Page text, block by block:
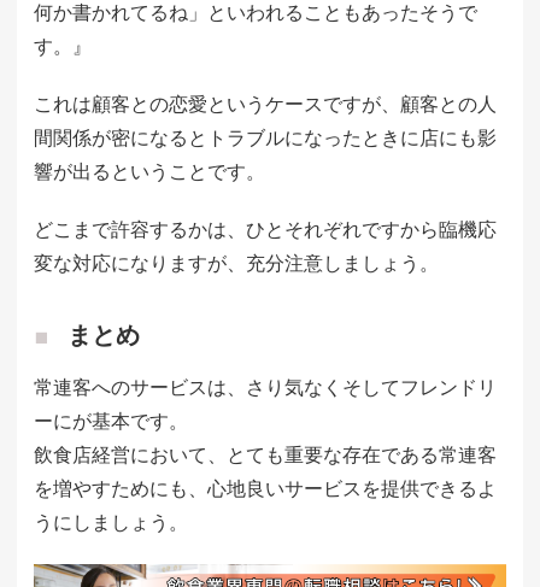
何か書かれてるね」といわれることもあったそうで
す。』
これは顧客との恋愛というケースですが、顧客との人
間関係が密になるとトラブルになったときに店にも影
響が出るということです。
どこまで許容するかは、ひとそれぞれですから臨機応
変な対応になりますが、充分注意しましょう。
まとめ
常連客へのサービスは、さり気なくそしてフレンドリ
ーにが基本です。
飲食店経営において、とても重要な存在である常連客
を増やすためにも、心地良いサービスを提供できるよ
うにしましょう。